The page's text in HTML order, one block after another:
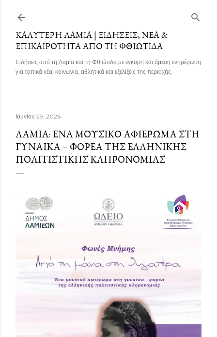
ΚΑΛΎΤΕΡΗ ΛΑΜΊΑ | ΕΙΔΉΣΕΙΣ, ΝΈΑ &
ΕΠΙΚΑΙΡΌΤΗΤΑ ΑΠΌ ΤΗ ΦΘΙΏΤΙΔΑ
Ειδήσεις από τη Λαμία και τη Φθιώτιδα με έγκυρη και άμεση ενημέρωση
για τοπικά νέα, κοινωνία, αθλητικά και εξελίξεις της περιοχής.
Ιουνίου 29, 2026
ΛΑΜΊΑ: ΈΝΑ ΜΟΥΣΙΚΌ ΑΦΙΈΡΩΜΑ ΣΤΗ
ΓΥΝΑΊΚΑ – ΦΟΡΈΑ ΤΗΣ ΕΛΛΗΝΙΚΉΣ
ΠΟΛΙΤΙΣΤΙΚΉΣ ΚΛΗΡΟΝΟΜΙΆΣ